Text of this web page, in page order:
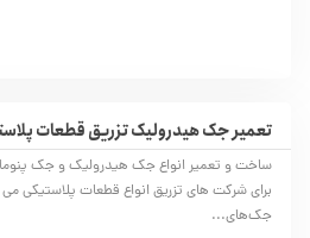
تعمیر جک هیدرولیک تزریق قطعات پلاستیک با
ساخت و تعمیر انواع جک هیدرولیک و جک
جک‌های...